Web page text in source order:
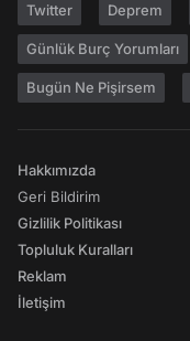
Twitter Deprem
Günlük Burç Yorumları
Bugün Ne Pişirsem
Hakkımızda
Geri Bildirim
Gizlilik Politikası
Topluluk Kuralları
Reklam
İletişim